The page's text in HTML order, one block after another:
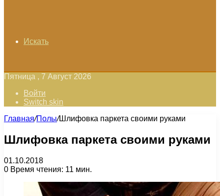
Искать
Пятница , 7 Август 2026
Войти
Switch skin
Главная/Полы/Шлифовка паркета своими руками
Шлифовка паркета своими руками
01.10.2018
0 Время чтения: 11 мин.